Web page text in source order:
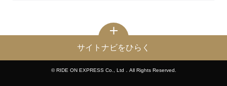
サイトナビをひらく
© RIDE ON EXPRESS Co., Ltd．All Rights Reserved.